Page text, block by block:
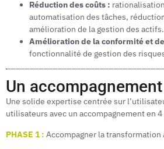
Réduction des coûts :
automatisation des tâches,
amélioration de la gestion des actifs.
Amélioration de la conformité et
fonctionnalité de gestion des
Un
Une solide expertise centrée sur
utilisateurs avec un accompagnement en 4
PHASE 1 : Accompagner la transformation